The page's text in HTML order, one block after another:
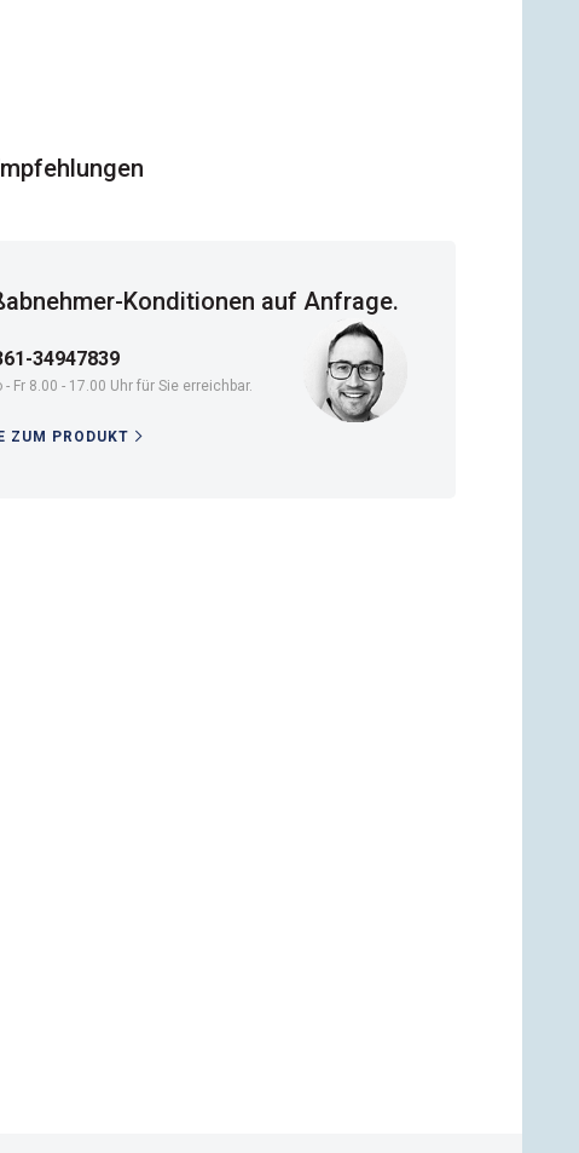
Konditionen auf Anfrage.
34947839
- Fr 8.00 - 17.00 Uhr für Sie erreichbar.
ZUM PRODUKT